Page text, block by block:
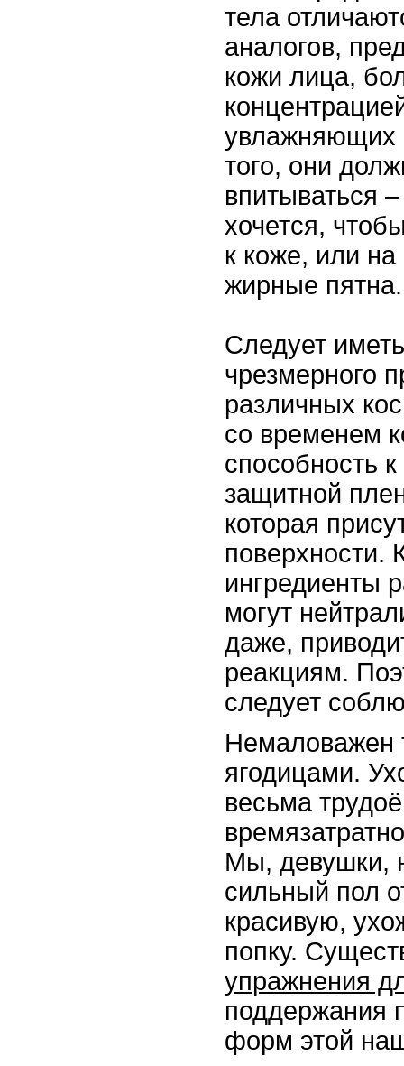
тела
аналогов,
кожи лица,
увлажняющих
того, они
впитываться
хочется,
к коже, или
жирные пятна.
Следует
чрезмерного
различных
со временем
способность
защитной
которая
поверхности.
ингредиенты
могут
даже,
реакциям.
следует
Немаловажен
ягодицами.
весьма
Мы, девушки,
сильный пол
красивую,
попку.
упражнения
поддержания
форм этой